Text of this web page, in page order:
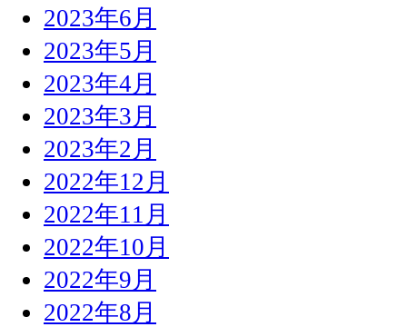
2023年6月
2023年5月
2023年4月
2023年3月
2023年2月
2022年12月
2022年11月
2022年10月
2022年9月
2022年8月